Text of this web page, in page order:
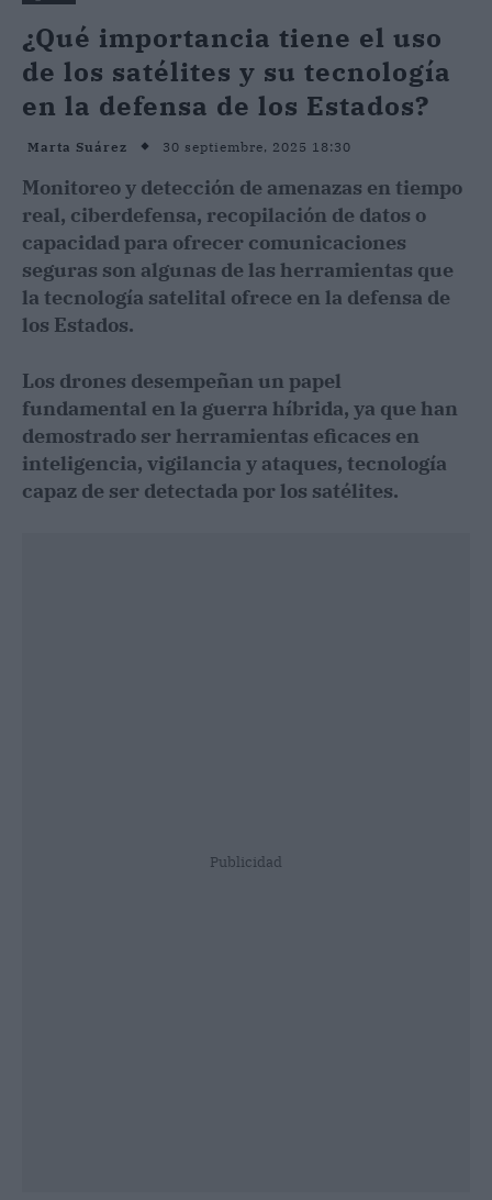
¿Qué importancia tiene el uso
de los satélites y su tecnología
en la defensa de los Estados?
Marta Suárez 30 septiembre, 2025 18:30
Monitoreo y detección de amenazas en tiempo
real, ciberdefensa, recopilación de datos o
capacidad para ofrecer comunicaciones
seguras son algunas de las herramientas que
la tecnología satelital ofrece en la defensa de
los Estados.
Los drones desempeñan un papel
fundamental en la guerra híbrida, ya que han
demostrado ser herramientas eficaces en
inteligencia, vigilancia y ataques, tecnología
capaz de ser detectada por los satélites.
Publicidad